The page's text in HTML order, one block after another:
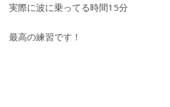
実際に波に乗ってる時間15分
最高の練習です！